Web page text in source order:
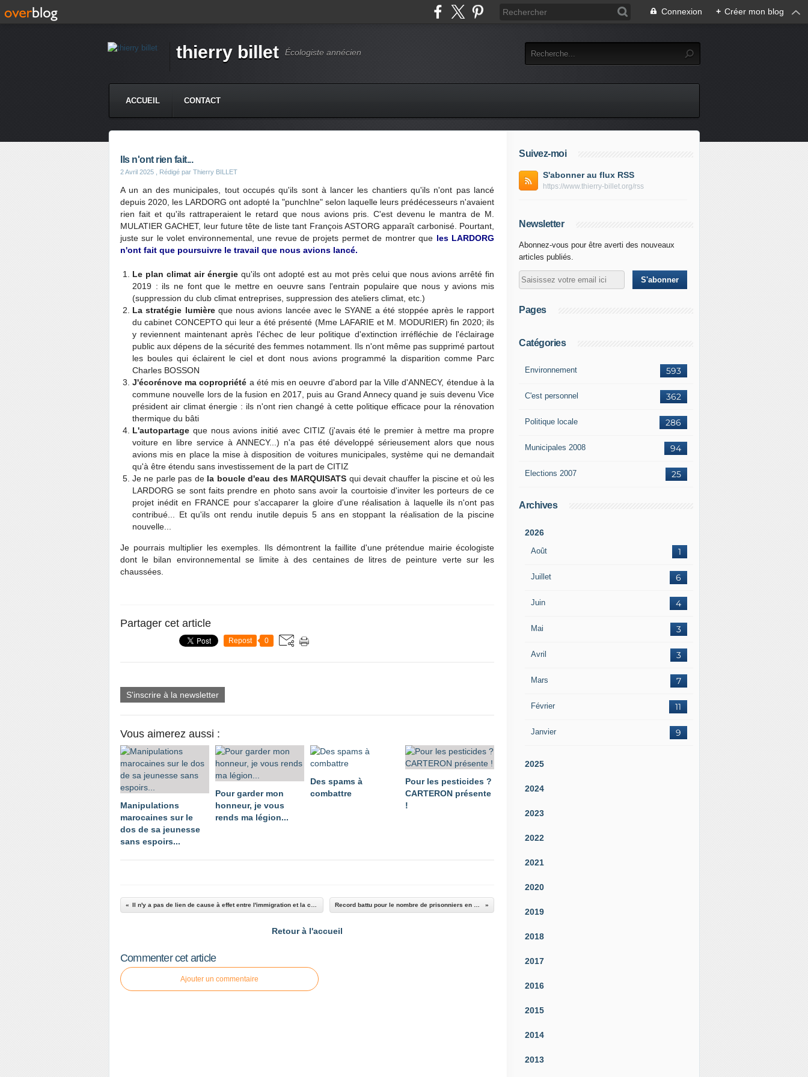
Connexion + Créer mon blog
thierry billet Écologiste annécien
ACCUEIL CONTACT
Ils n'ont rien fait...
2 Avril 2025 , Rédigé par Thierry BILLET
A un an des municipales, tout occupés qu'ils sont à lancer les chantiers qu'ils n'ont pas lancé
depuis 2020, les LARDORG ont adopté la "punchlne" selon laquelle leurs prédécesseurs n'avaient
rien fait et qu'ils rattraperaient le retard que nous avions pris. C'est devenu le mantra de M.
MULATIER GACHET, leur future tête de liste tant François ASTORG apparaît carbonisé. Pourtant,
juste sur le volet environnemental, une revue de projets permet de montrer que les LARDORG
n'ont fait que poursuivre le travail que nous avions lancé.
Le plan climat air énergie qu'ils ont adopté est au mot près celui que nous avions arrêté fin
2019 : ils ne font que le mettre en oeuvre sans l'entrain populaire que nous y avions mis
(suppression du club climat entreprises, suppression des ateliers climat, etc.)
La stratégie lumièreque nous avions lancée avec le SYANE a été stoppée après le rapport
du cabinet CONCEPTO qui leur a été présenté (Mme LAFARIE et M. MODURIER) fin 2020; ils
y reviennent maintenant après l'échec de leur politique d'extinction irréfléchie de l'éclairage
public aux dépens de la sécurité des femmes notamment. Ils n'ont même pas supprimé partout
les boules qui éclairent le ciel et dont nous avions programmé la disparition comme Parc
Charles BOSSON
J'écorénove ma copropriété a été mis en oeuvre d'abord par la Ville d'ANNECY, étendue à la
commune nouvelle lors de la fusion en 2017, puis au Grand Annecy quand je suis devenu Vice
président air climat énergie : ils n'ont rien changé à cette politique efficace pour la rénovation
thermique du bâti
L'autopartage que nous avions initié avec CITIZ (j'avais été le premier à mettre ma propre
voiture en libre service à ANNECY...) n'a pas été développé sérieusement alors que nous
avions mis en place la mise à disposition de voitures municipales, système qui ne demandait
qu'à être étendu sans investissement de la part de CITIZ
Je ne parle pas de la boucle d'eau des MARQUISATS qui devait chauffer la piscine et où les
LARDORG se sont faits prendre en photo sans avoir la courtoisie d'inviter les porteurs de ce
projet inédit en FRANCE pour s'accaparer la gloire d'une réalisation à laquelle ils n'ont pas
contribué... Et qu'ils ont rendu inutile depuis 5 ans en stoppant la réalisation de la piscine
nouvelle...
Je pourrais multiplier les exemples. Ils démontrent la faillite d'une prétendue mairie écologiste
dont le bilan environnemental se limite à des centaines de litres de peinture verte sur les
chaussées.
Partager cet article
Repost 0
S'inscrire à la newsletter
Vous aimerez aussi :
Manipulations
marocaines sur le
dos de sa jeunesse
sans espoirs...
Pour garder mon
honneur, je vous
rends ma légion...
Des spams à
combattre
Pour les pesticides ?
CARTERON présente
!
Retour à l'accueil
Commenter cet article
Ajouter un commentaire
Suivez-moi
S'abonner au flux RSS
https://www.thierry-billet.org/rss
Newsletter
Abonnez-vous pour être averti des nouveaux
articles publiés.
Pages
Catégories
593
Environnement
362
C'est personnel
286
Politique locale
94
Municipales 2008
25
Elections 2007
Archives
2026
Août 1
Juillet 6
Juin 4
Mai 3
Avril 3
Mars 7
Février 11
Janvier 9
2025
2024
2023
2022
2021
2020
2019
2018
2017
2016
2015
2014
2013